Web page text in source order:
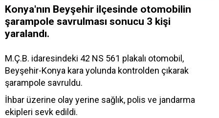
Konya'nın Beyşehir ilçesinde otomobilin
şarampole savrulması sonucu 3 kişi
yaralandı.
M.Ç.B. idaresindeki 42 NS 561 plakalı otomobil,
Beyşehir-Konya kara yolunda kontrolden çıkarak
şarampole savruldu.
İhbar üzerine olay yerine sağlık, polis ve jandarma
ekipleri sevk edildi.